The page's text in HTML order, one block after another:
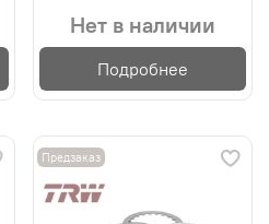
Нет в наличии
Подробнее
Предзаказ